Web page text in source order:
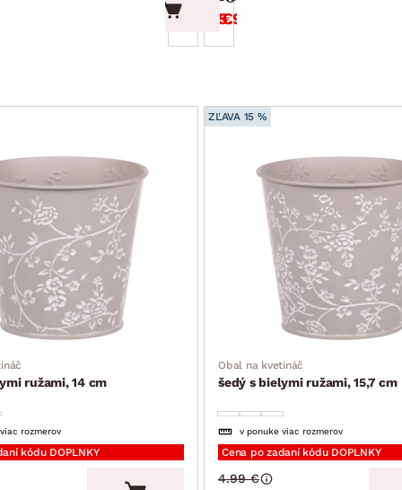
8.49 €5.94 €
ružami, 14 cm
rozmerov
kódu DOPLNKY
ZĽAVA 15 %
Obal na kvetináč
šedý s bielymi ružami, 15,7 cm
v ponuke viac rozmerov
Cena po zadaní kódu DOPLNKY
4.99 €